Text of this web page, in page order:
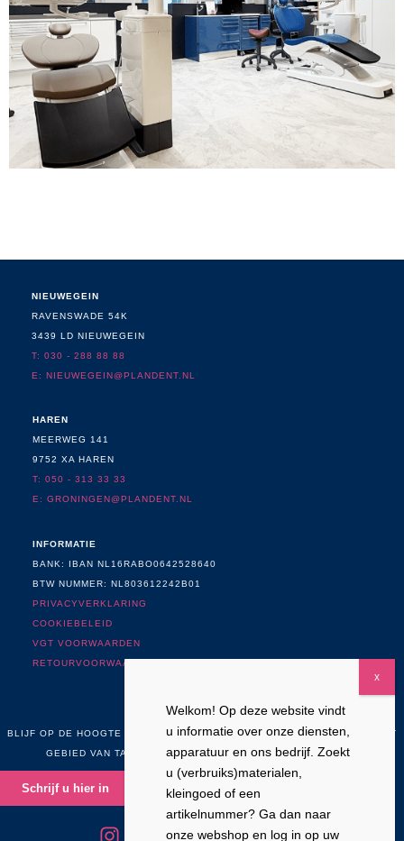
NIEUWEGEIN
RAVENSWADE 54K
3439 LD NIEUWEGEIN
T: 030 - 288 88 88
E: NIEUWEGEIN@PLANDENT.NL
HAREN
MEERWEG 141
9752 XA HAREN
T: 050 - 313 33 33
E: GRONINGEN@PLANDENT.NL
INFORMATIE
BANK: IBAN NL16RABO0642528640
BTW NUMMER: NL803612242B01
PRIVACYVERKLARING
COOKIEBELEID
VGT VOORWAARDEN
RETOURVOORWAARDEN
NIEUWSBRIEF
BLIJF OP DE HOOGTE VAN NIEUWS, ONTWIKKELINGEN EN ACTIES OP HET
GEBIED VAN TANDHEELKUNDE, TANDTECHNIEK EN CADCAM
Schrijf u hier in
Welkom! Op deze website vindt
u informatie over onze diensten,
apparatuur en ons bedrijf. Zoekt
u (verbruiks)materialen,
kleingoed of een
artikelnummer? Ga dan naar
onze webshop en log in op uw